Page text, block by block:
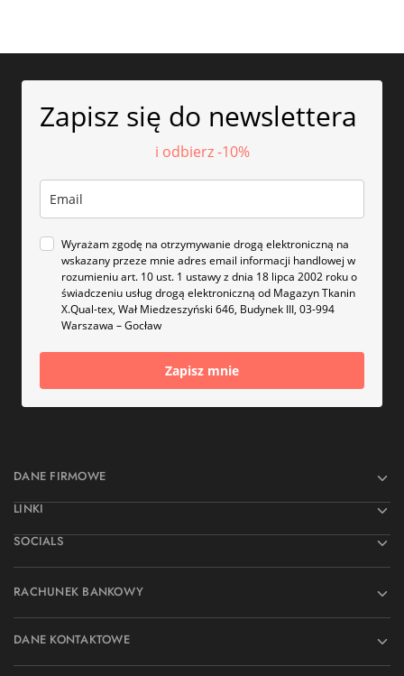
Zapisz się do newslettera
i odbierz -10%
Wyrażam zgodę na otrzymywanie drogą elektroniczną na
wskazany przeze mnie adres email informacji handlowej w
rozumieniu art. 10 ust. 1 ustawy z dnia 18 lipca 2002 roku o
świadczeniu usług drogą elektroniczną od Magazyn Tkanin
X.Qual-tex, Wał Miedzeszyński 646, Budynek III, 03-994
Warszawa – Gocław
Zapisz mnie
DANE FIRMOWE
LINKI
SOCIALS
RACHUNEK BANKOWY
DANE KONTAKTOWE